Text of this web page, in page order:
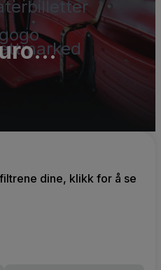
dine, klikk for å se